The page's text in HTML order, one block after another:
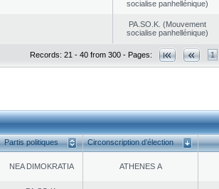
socialise panhellénique)
PA.SO.K. (Mouvement
socialise panhellénique)
Records: 21 - 40 from 300 - Pages: 1
Partis politiques Circonscription d’élection
NEA DΙMOKRATIA ATHENES Α